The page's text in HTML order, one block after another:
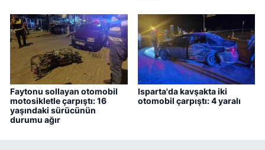
Faytonu sollayan otomobil
motosikletle çarpıştı: 16
yaşındaki sürücünün
durumu ağır
Isparta'da kavşakta iki
otomobil çarpıştı: 4 yaralı